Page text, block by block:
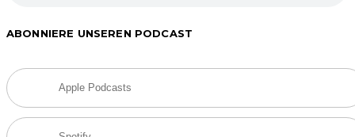
ABONNIERE UNSEREN PODCAST
Apple Podcasts